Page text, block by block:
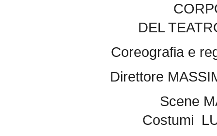
DEL
Coreografia e
Direttore
Scene
Costumi